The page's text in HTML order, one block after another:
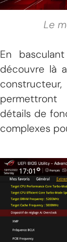
Le
En
découvre là
détails de
complexes